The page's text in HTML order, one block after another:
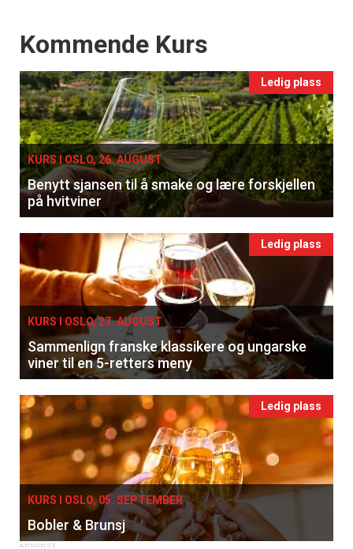
×
Få ukentlige nyhetsbrev fra
Events
Kommende Kurs
Ledig plass
KURS I OSLO, 26. AUGUST
Benytt sjansen til å smake og lære forskjellen
på hvitviner
Ledig plass
KURS I OSLO, 27. AUGUST
Sammenlign franske klassikere og ungarske
viner til en 5-retters meny
Ledig plass
KURS I OSLO, 05. SEPTEMBER
Bobler & Brunsj